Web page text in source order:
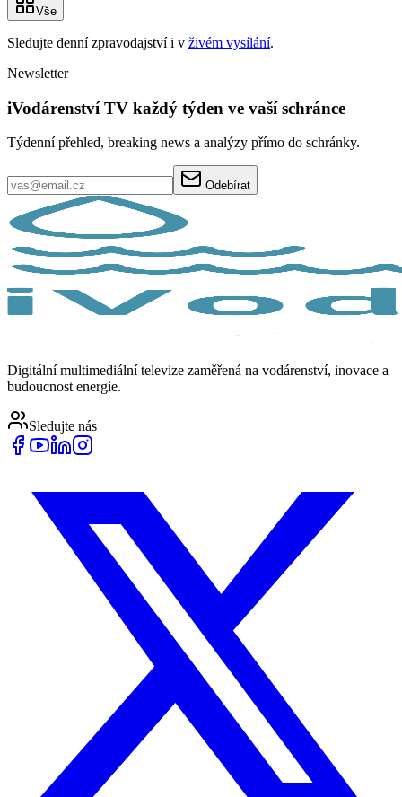
Vše
Sledujte denní zpravodajství i v živém vysílání.
Newsletter
iVodárenství TV každý týden ve vaší schránce
Týdenní přehled, breaking news a analýzy přímo do schránky.
Odebírat
Digitální multimediální televize zaměřená na vodárenství, inovace a
budoucnost energie.
Sledujte nás